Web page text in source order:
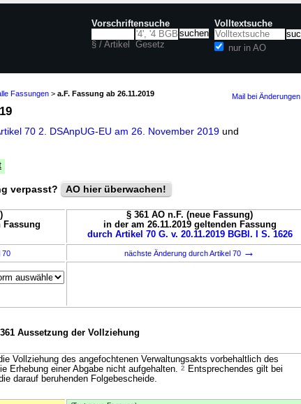
Vorschriftensuche
§ / Artikel Gesetz
Volltextsuche
nur in AO
Fassungen > a.F. Fassung ab 26.11.2019 Mail bei Änderungen
70 2. DSAnpUG-EU am 26. November 2019 und
verpasst? AO hier überwachen!
Fassung
§ 361 AO n.F. (neue Fassung)
in der am 26.11.2019 geltenden Fassung
durch Artikel 70 G. v. 20.11.2019 BGBl. I S. 1626
70 nächste Änderung durch Artikel 70 →
Aussetzung der Vollziehung
Vollziehung des angefochtenen Verwaltungsakts vorbehaltlich des
Erhebung einer Abgabe nicht aufgehalten. 2
Entsprechendes gilt bei
darauf beruhenden Folgebescheide.